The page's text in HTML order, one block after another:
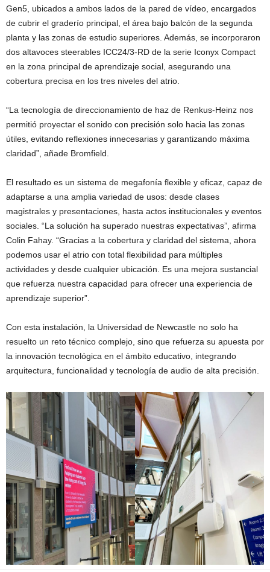
Gen5, ubicados a ambos lados de la pared de vídeo, encargados
de cubrir el graderío principal, el área bajo balcón de la segunda
planta y las zonas de estudio superiores. Además, se incorporaron
dos altavoces steerables ICC24/3-RD de la serie Iconyx Compact
en la zona principal de aprendizaje social, asegurando una
cobertura precisa en los tres niveles del atrio.
“La tecnología de direccionamiento de haz de Renkus-Heinz nos
permitió proyectar el sonido con precisión solo hacia las zonas
útiles, evitando reflexiones innecesarias y garantizando máxima
claridad”, añade Bromfield.
El resultado es un sistema de megafonía flexible y eficaz, capaz de
adaptarse a una amplia variedad de usos: desde clases
magistrales y presentaciones, hasta actos institucionales y eventos
sociales. “La solución ha superado nuestras expectativas”, afirma
Colin Fahay. “Gracias a la cobertura y claridad del sistema, ahora
podemos usar el atrio con total flexibilidad para múltiples
actividades y desde cualquier ubicación. Es una mejora sustancial
que refuerza nuestra capacidad para ofrecer una experiencia de
aprendizaje superior”.
Con esta instalación, la Universidad de Newcastle no solo ha
resuelto un reto técnico complejo, sino que refuerza su apuesta por
la innovación tecnológica en el ámbito educativo, integrando
arquitectura, funcionalidad y tecnología de audio de alta precisión.